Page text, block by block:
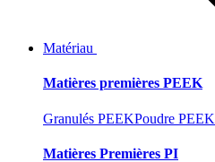
Matériau
Matières premières PEEK
Granulés PEEKPoudre PEEK
Matières Premières PI